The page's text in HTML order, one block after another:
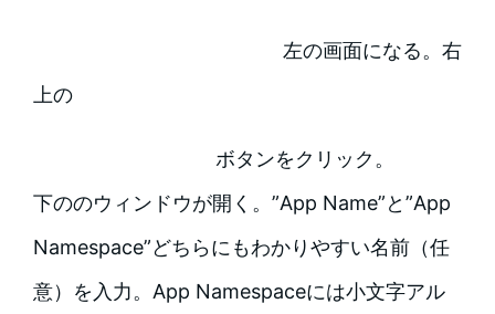
左の画面になる。右
上の
ボタンをクリック。
下ののウィンドウが開く。”App Name”と”App
Namespace”どちらにもわかりやすい名前（任
意）を入力。App Namespaceには小文字アル